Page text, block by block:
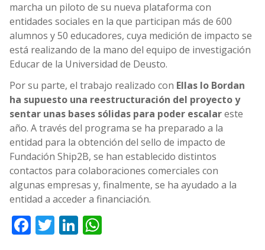
marcha un piloto de su nueva plataforma con
entidades sociales en la que participan más de 600
alumnos y 50 educadores, cuya medición de impacto se
está realizando de la mano del equipo de investigación
Educar de la Universidad de Deusto.
Por su parte, el trabajo realizado con Ellas lo Bordan
ha supuesto una reestructuración del proyecto y
sentar unas bases sólidas para poder escalareste
año. A través del programa se ha preparado a la
entidad para la obtención del sello de impacto de
Fundación Ship2B, se han establecido distintos
contactos para colaboraciones comerciales con
algunas empresas y, finalmente, se ha ayudado a la
entidad a acceder a financiación.
Facebook
TwitterLinkedIn